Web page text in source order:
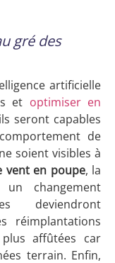
gré des
artificielle
et optimiser en
seront capables
de
soient visibles à
vent en poupe, la
changement
deviendront
réimplantations
affûtées car
terrain. Enfin,